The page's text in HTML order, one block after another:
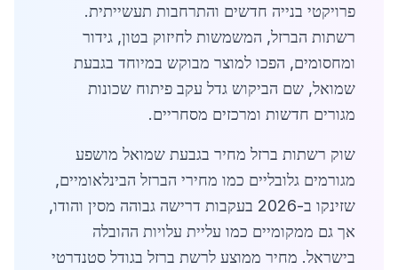
פרויקטי בנייה חדשים והתרחבות תעשייתית.
רשתות הברזל, המשמשות לחיזוק בטון, גידור
ומחסומים, הפכו למוצר מבוקש במיוחד בגבעת
שמואל, שם הביקוש גדל עקב פיתוח שכונות
מגורים חדשות ומרכזים מסחריים.
שוק רשתות ברזל מחיר בגבעת שמואל מושפע
מגורמים גלובליים כמו מחירי הברזל הבינלאומיים,
שזינקו ב-2026 בעקבות דרישה גבוהה מסין והודו,
אך גם ממקומיים כמו עליית עלויות ההובלה
בישראל. מחיר ממוצע לרשת ברזל בגודל סטנדרטי